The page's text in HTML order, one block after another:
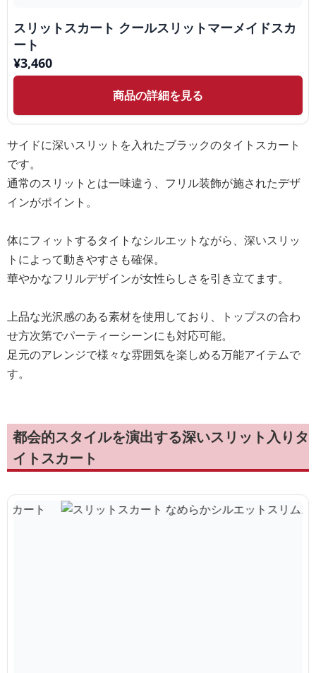
スリットスカート クールスリットマーメイドスカ
ート
¥3,460
商品の詳細を見る
サイドに深いスリットを入れたブラックのタイトスカート
です。
通常のスリットとは一味違う、フリル装飾が施されたデザ
インがポイント。
体にフィットするタイトなシルエットながら、深いスリッ
トによって動きやすさも確保。
華やかなフリルデザインが女性らしさを引き立てます。
上品な光沢感のある素材を使用しており、トップスの合わ
せ方次第でパーティーシーンにも対応可能。
足元のアレンジで様々な雰囲気を楽しめる万能アイテムで
す。
都会的スタイルを演出する深いスリット入りタ
イトスカート